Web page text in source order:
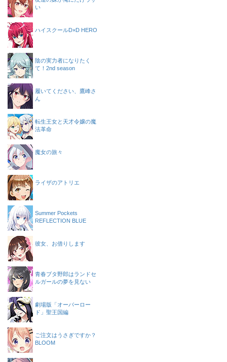
い
ハイスクールD×D HERO
陰の実力者になりたく
て！2nd season
履いてください、鷹峰さ
ん
転生王女と天才令嬢の魔
法革命
魔女の旅々
ライザのアトリエ
Summer Pockets
REFLECTION BLUE
彼女、お借りします
青春ブタ野郎はランドセ
ルガールの夢を見ない
劇場版「オーバーロー
ド」聖王国編
ご注文はうさぎですか？
BLOOM